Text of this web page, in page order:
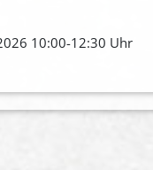
10:00-12:30 Uhr